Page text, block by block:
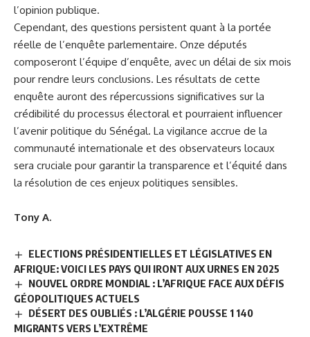
l’opinion publique.
Cependant, des questions persistent quant à la portée
réelle de l’enquête parlementaire. Onze députés
composeront l’équipe d’enquête, avec un délai de six mois
pour rendre leurs conclusions. Les résultats de cette
enquête auront des répercussions significatives sur la
crédibilité du processus électoral et pourraient influencer
l’avenir politique du Sénégal. La vigilance accrue de la
communauté internationale et des observateurs locaux
sera cruciale pour garantir la transparence et l’équité dans
la résolution de ces enjeux politiques sensibles.
Tony A.
ELECTIONS PRÉSIDENTIELLES ET LÉGISLATIVES EN
AFRIQUE: VOICI LES PAYS QUI IRONT AUX URNES EN 2025
NOUVEL ORDRE MONDIAL : L’AFRIQUE FACE AUX DÉFIS
GÉOPOLITIQUES ACTUELS
DÉSERT DES OUBLIÉS : L’ALGÉRIE POUSSE 1 140
MIGRANTS VERS L’EXTRÊME